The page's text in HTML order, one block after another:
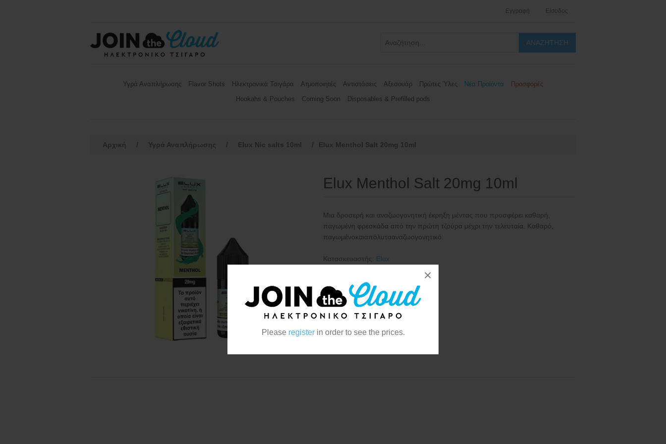
Please registerin order to see the prices.
×
Εγγραφή Είσοδος
Υγρά Αναπλήρωσης Flavor Shots Ηλεκτρονικά Τσιγάρα Ατμοποιητές Αντιστάσεις Αξεσουάρ Πρώτες Ύλες Νέα Προϊόντα
Προσφορές
Hookahs & Pouches
Coming Soon Disposables & Prefilled pods
Αρχική / Υγρά Αναπλήρωσης / Elux Nic salts 10ml / Elux Menthol Salt 20mg 10ml
Elux Menthol Salt 20mg 10ml
Μια δροσερή και αναζωογονητική έκρηξη μέντας που προσφέρει καθαρή,
παγωμένη φρεσκάδα από την πρώτη τζούρα μέχρι την τελευταία. Καθαρό,
παγωμένοκαιαπόλυτααναζωογονητικό.
Κατασκευαστής: Elux